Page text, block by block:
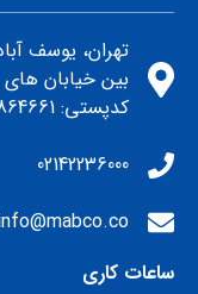
تهران، یوسف
كدپستي: 1436864661
02142236000
ساعات کاری